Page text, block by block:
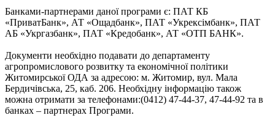
Банками-партнерами даної програми є: ПАТ КБ
«ПриватБанк», АТ «Ощадбанк», ПАТ «Укрексімбанк», ПАТ
АБ «Укргазбанк», ПАТ «Кредобанк», АТ «ОТП БАНК».
Документи необхідно подавати до департаменту
агропромислового розвитку та економічної політики
Житомирської ОДА за адресою: м. Житомир, вул. Мала
Бердичівська, 25, каб. 206. Необхідну інформацію також
можна отримати за телефонами:(0412) 47-44-37, 47-44-92 та в
банках – партнерах Програми.